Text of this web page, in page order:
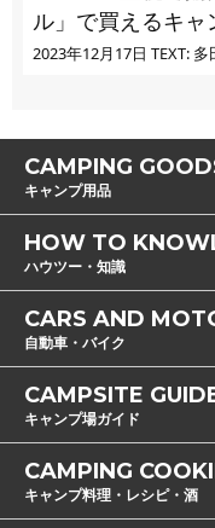
ル」で買えるキャ
2023年12月17日 TEXT:
CAMPING
キャンプ用品
HOW TO
ハウツー・知識
CARS AND
自動車・バイク
CAMPSITE
キャンプ場ガイド
CAMPING
キャンプ料理・レシピ・酒